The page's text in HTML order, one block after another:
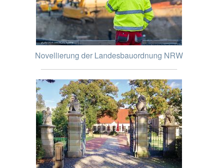
Novellierung der Landesbauordnung NRW